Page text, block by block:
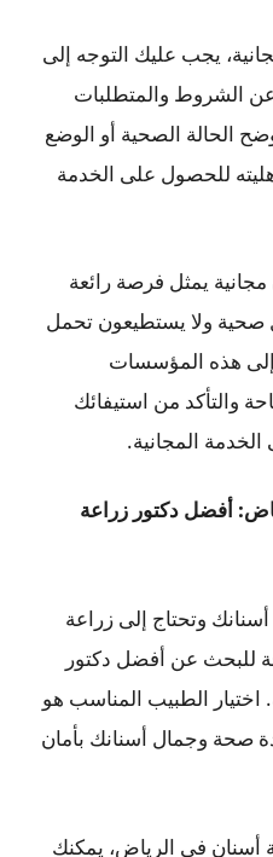
يجب عليك التوجه إلى
الشروط والمتطلبات
الحالة الصحية أو الوضع
للحصول على الخدمة
يمثل فرصة رائعة
صحية ولا يستطيعون تحمل
إلى هذه المؤسسات
والتأكد من استيفائك
المجانية.
أفضل دكتور زراعة
وتحتاج إلى زراعة
للبحث عن أفضل دكتور
الطبيب المناسب هو
صحة وجمال أسنانك بأمان
أسنان في الرياض، يمكنك